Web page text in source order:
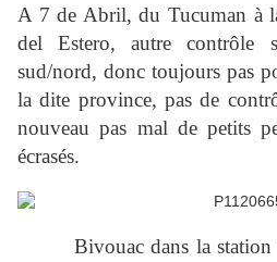
A 7 de Abril, du Tucuman à
del Estero, autre contrôle
sud/nord, donc toujours pas
la dite province, pas de
nouveau pas mal de petits
écrasés.
Bivouac dans la